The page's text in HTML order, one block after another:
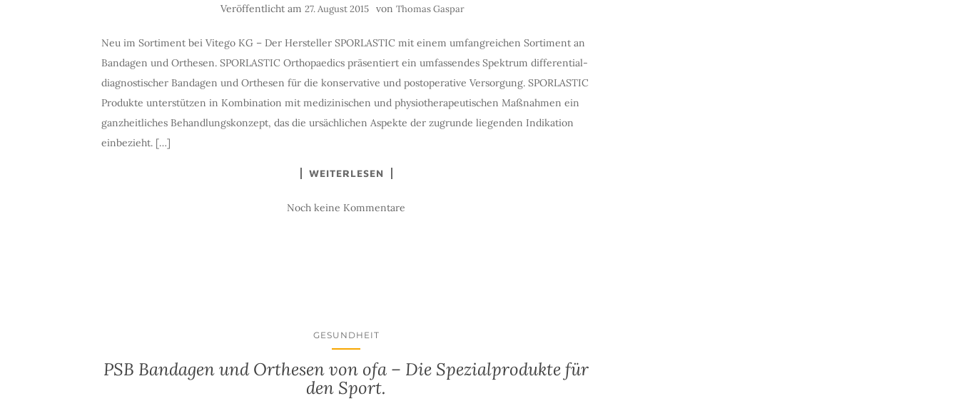
Veröffentlicht am27. August 2015 vonThomas Gaspar
Neu im Sortiment bei Vitego KG – Der Hersteller SPORLASTIC mit einem umfangreichen Sortiment an
Bandagen und Orthesen. SPORLASTIC Orthopaedics präsentiert ein umfassendes Spektrum differential-
diagnostischer Bandagen und Orthesen für die konservative und postoperative Versorgung. SPORLASTIC
Produkte unterstützen in Kombination mit medizinischen und physiotherapeutischen Maßnahmen ein
ganzheitliches Behandlungskonzept, das die ursächlichen Aspekte der zugrunde liegenden Indikation
einbezieht. […]
WEITERLESEN
Noch keine Kommentare
GESUNDHEIT
PSB Bandagen und Orthesen von ofa – Die Spezialprodukte für
den Sport.